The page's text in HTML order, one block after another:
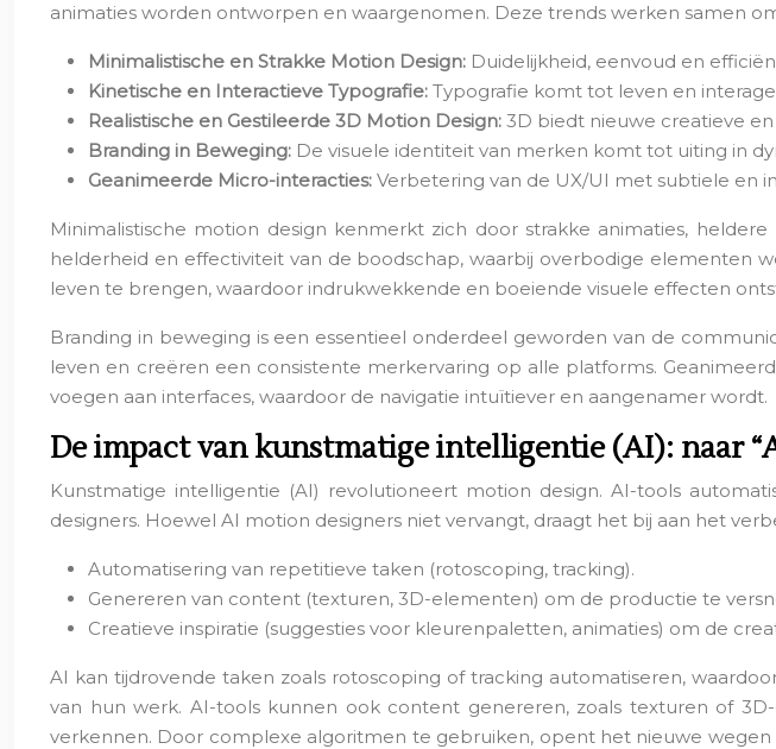
animaties worden ontworpen en waargenomen. Deze trends werken samen
Minimalistische en Strakke Motion Design: Duidelijkheid, eenvoud en
Kinetische en Interactieve Typografie: Typografie komt tot leven en
Realistische en Gestileerde 3D Motion Design: 3D biedt nieuwe creatieve
Branding in Beweging: De visuele identiteit van merken komt tot uiting in
Geanimeerde Micro-interacties: Verbetering van de UX/UI met subtiele en
Minimalistische motion design kenmerkt zich door strakke animaties,
helderheid en effectiviteit van de boodschap, waarbij overbodige
leven te brengen, waardoor indrukwekkende en boeiende visuele effecten
Branding in beweging is een essentieel onderdeel geworden van de
leven en creëren een consistente merkervaring op alle platforms.
voegen aan interfaces, waardoor de navigatie intuïtiever en aangenamer wordt.
De impact van kunstmatige intelligentie (AI): naar
Kunstmatige intelligentie (AI) revolutioneert motion design. AI-tools
designers. Hoewel AI motion designers niet vervangt, draagt het bij aan het
Automatisering van repetitieve taken (rotoscoping, tracking).
Genereren van content (texturen, 3D-elementen) om de productie te
Creatieve inspiratie (suggesties voor kleurenpaletten, animaties) om de
AI kan tijdrovende taken zoals rotoscoping of tracking automatiseren,
van hun werk. AI-tools kunnen ook content genereren, zoals texturen of
verkennen. Door complexe algoritmen te gebruiken, opent het nieuwe wegen